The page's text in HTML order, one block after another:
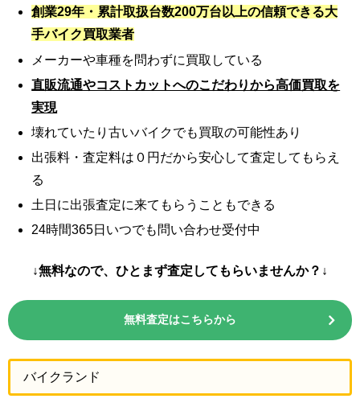
創業29年・累計取扱台数200万台以上の信頼できる大
手バイク買取業者
メーカーや車種を問わずに買取している
直販流通やコストカットへのこだわりから高価買取を
実現
壊れていたり古いバイクでも買取の可能性あり
出張料・査定料は０円だから安心して査定してもらえ
る
土日に出張査定に来てもらうこともできる
24時間365日いつでも問い合わせ受付中
↓無料なので、ひとまず査定してもらいませんか？↓
無料査定はこちらから
バイクランド